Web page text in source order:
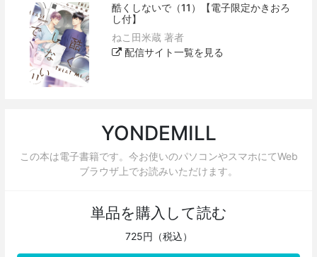
酷くしないで（11）【電子限定かきおろ
し付】
ねこ田米蔵 著者
配信サイト一覧を見る
YONDEMILL
この本は電子書籍です。今お使いのパソコンやスマホにてWeb
ブラウザ上でお読みいただけます。
単品を購入して読む
725円（税込）